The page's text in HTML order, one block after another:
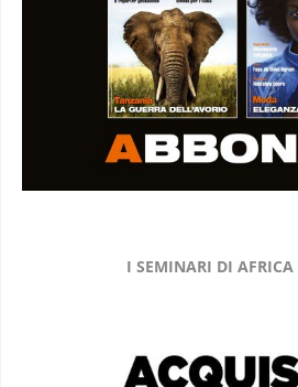
I SEMINARI DI